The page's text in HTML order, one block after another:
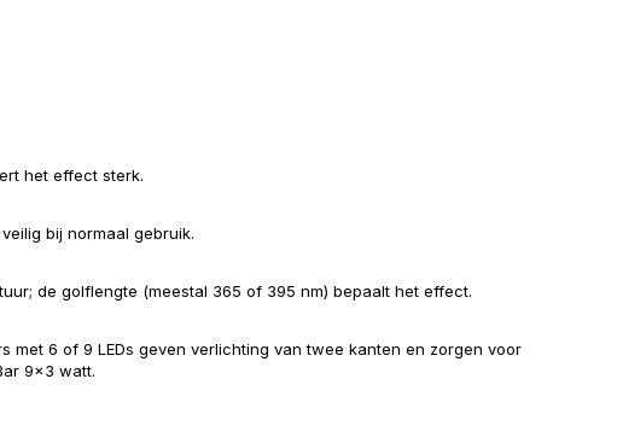
het effect sterk.
bij normaal gebruik.
de golflengte (meestal 365 of 395 nm) bepaalt het effect.
met 6 of 9 LEDs geven verlichting van twee kanten en zorgen voor
9x3 watt.